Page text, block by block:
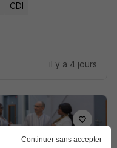
CDI
il y a 4 jours
Continuer sans accepter